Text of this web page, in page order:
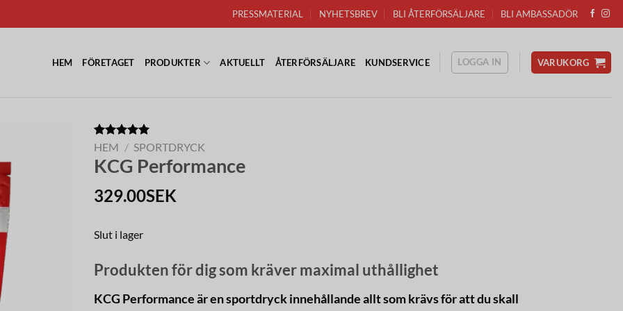
PRESSMATERIAL NYHETSBREV BLI ÅTERFÖRSÄLJARE BLI AMBASSADÖR
HEM FÖRETAGET PRODUKTER AKTUELLT ÅTERFÖRSÄLJARE KUNDSERVICE LOGGA IN VARUKORG
Betygsatt
baserat på
6
HEM / SPORTDRYCK
KCG Performance
329.00SEK
Slut i lager
Produkten för dig som kräver maximal uthållighet
KCG Performance är en sportdryck innehållande allt som krävs för att du skall